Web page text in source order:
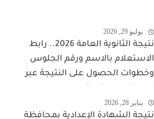
يوليو 29, 2026
نتيجة الثانوية العامة 2026.. رابط
الاستعلام بالاسم ورقم الجلوس
وخطوات الحصول على النتيجة عبر
يناير 28, 2026
نتيجة الشهادة الإعدادية بمحافظة